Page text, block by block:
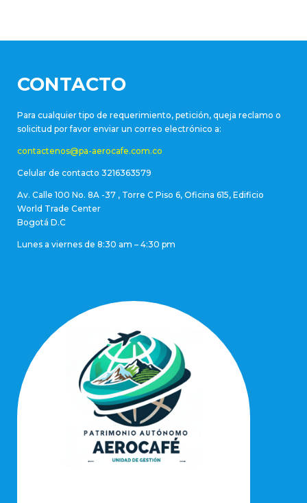
CONTACTO
Para cualquier tipo de requerimiento, petición, queja reclamo o
solicitud por favor enviar un correo electrónico a:
contactenos@pa-aerocafe.com.co
Celular de contacto 3216363579
Av. Calle 100 No. 8A -37 , Torre C Piso 6, Oficina 615, Edificio
World Trade Center
Bogotá D.C
Lunes a viernes de 8:30 am – 4:30 pm